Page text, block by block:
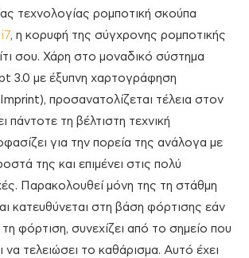
τεχνολογίας ρομποτική σκούπα
, η κορυφή της σύγχρονης ρομποτικής
σου. Χάρη στο μοναδικό σύστημα
3.0 με έξυπνη χαρτογράφηση
προσανατολίζεται τέλεια στον
πάντοτε τη βέλτιστη τεχνική
για την πορεία της ανάλογα με
της και επιμένει στις πολύ
Παρακολουθεί μόνη της τη στάθμη
κατευθύνεται στη βάση φόρτισης εάν
φόρτιση, συνεχίζει από το σημείο που
να τελειώσει το καθάρισμα. Αυτό έχει